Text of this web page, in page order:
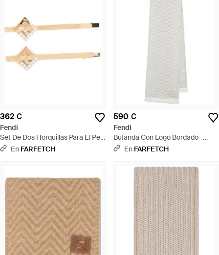
362 €
Fendi
Set De Dos Horquillas Para El Pelo
Con Detalles De Cristal Y Logo Ff
En FARFETCH
590 €
Fendi
Bufanda Con Logo Bordado -
Blanco
En FARFETCH